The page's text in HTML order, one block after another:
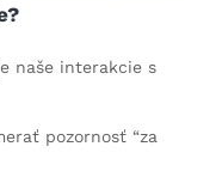
naše interakcie s
pozornosť “za